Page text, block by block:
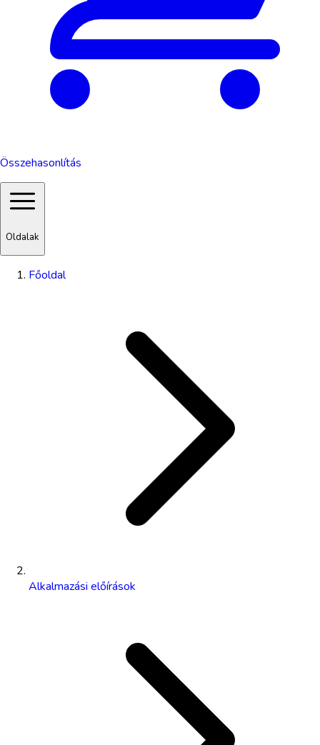
Összehasonlítás
Oldalak
Főoldal
Alkalmazási előírások